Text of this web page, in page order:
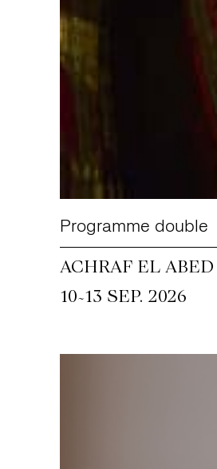
Programme double
ACHRAF EL
10~13 SEP. 2026